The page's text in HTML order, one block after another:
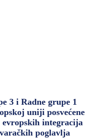
3 i Radne grupe 1
uniji posvećene
integracija
poglavlja